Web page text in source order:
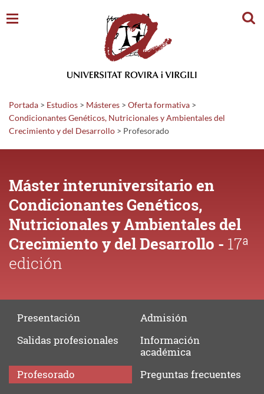
Portada > Estudios > Másteres > Oferta formativa >
Condicionantes Genéticos, Nutricionales y Ambientales del
Crecimiento y del Desarrollo > Profesorado
Máster interuniversitario en
Condicionantes Genéticos,
Nutricionales y Ambientales del
Crecimiento y del Desarrollo - 17ª
edición
Presentación
Admisión
Salidasprofesionales
Información
académica
Profesorado
Preguntasfrecuentes